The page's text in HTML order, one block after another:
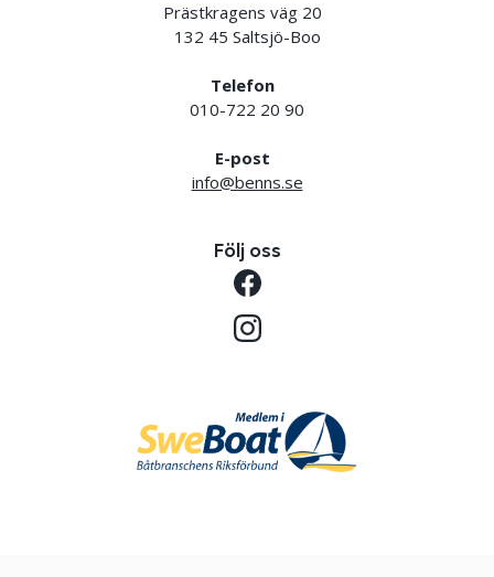
Prästkragens väg 20
132 45 Saltsjö-Boo
Telefon
010-722 20 90
E-post
info@benns.se
Följ oss